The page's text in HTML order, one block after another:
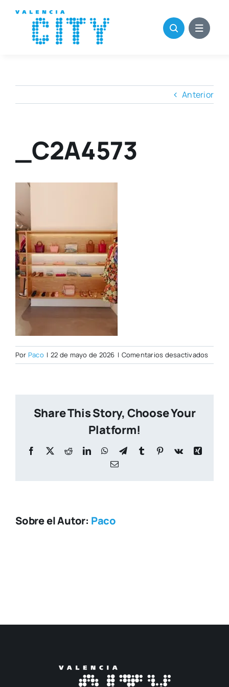
contenido
Anterior
_C2A4573
Por Paco | 22 de mayo de 2026 | Comentarios desactivadosen
Share This Story, Choose Your
Platform!
Facebook
X RedditLinkedInWhatsApp
TelegramTumblr Pinterest
Vk
Xing
Correo
Sobre el Autor: Paco